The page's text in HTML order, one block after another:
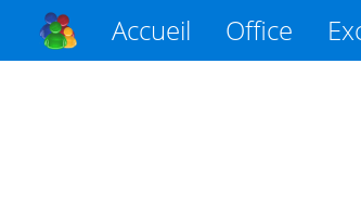
Accueil Office